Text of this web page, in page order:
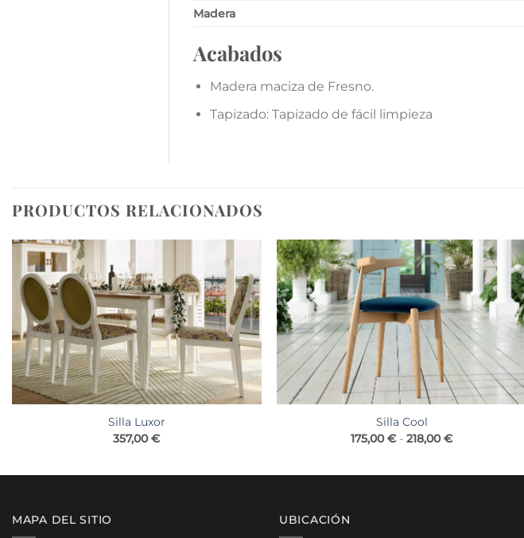
Madera
Acabados
Madera maciza de Fresno.
Tapizado: Tapizado de fácil limpieza
PRODUCTOS RELACIONADOS
Silla Luxor
357,00€
Silla Cool
175,00€ - 218,00€Rango
MAPA DEL SITIO UBICACIÓN